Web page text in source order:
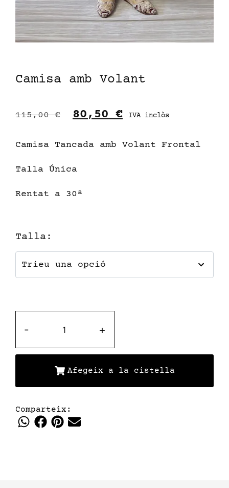
Camisa amb Volant
115,00€ 80,50€ IVA inclòs
Camisa Tancada amb Volant Frontal
Talla Única
Rentat a 30ª
Talla:
- +
Afegeix a la cistella
Comparteix: